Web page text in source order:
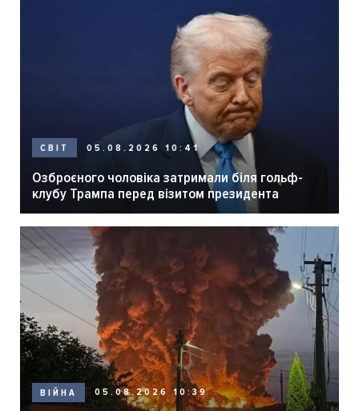
СВІТ 05.08.2026 10:41
Озброєного чоловіка затримали біля гольф-
клубу Трампа перед візитом президента
ВІЙНА 05.08.2026 10:39